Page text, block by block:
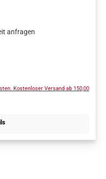
gegen Fließ- und
anfragen
Kostenloser Versand ab 150,00